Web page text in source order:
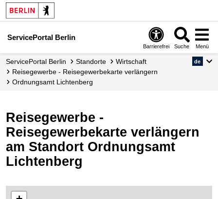
ServicePortal Berlin
Barrierefrei Suche Menü
ServicePortal Berlin Standorte
Wirtschaft
Reisegewerbe - Reisegewerbekarte verlängern
Ordnungsamt Lichtenberg
de
Reisegewerbe -
Reisegewerbekarte verlängern
am Standort Ordnungsamt
Lichtenberg